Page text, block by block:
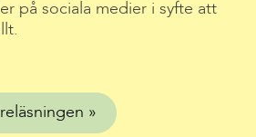
på sociala medier i syfte att